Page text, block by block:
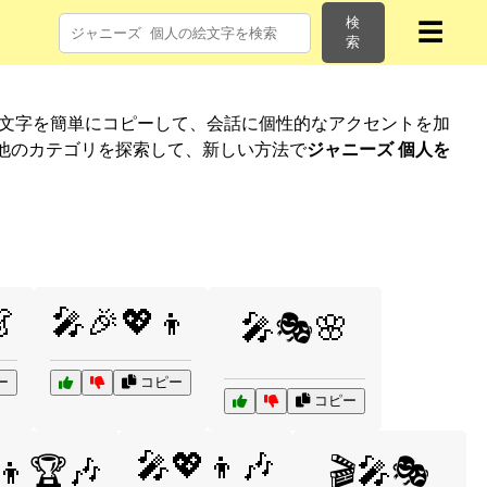
検
索
☰
字を簡単にコピーして、会話に個性的なアクセントを加
のカテゴリを探索して、新しい方法でジャニーズ 個人を
🎤🎉💖👦
コピー
🎤🎭🌸
コピー
🎤💖👦🎶 🎬🎤🎭